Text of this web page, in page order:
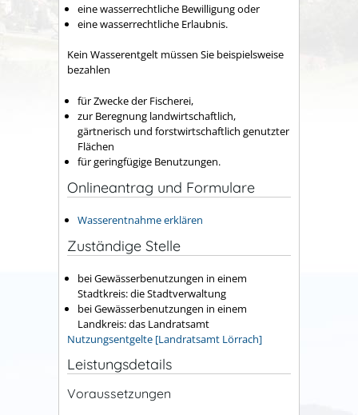
eine wasserrechtliche Bewilligung oder
eine wasserrechtliche Erlaubnis.
Kein Wasserentgelt müssen Sie beispielsweise
bezahlen
für Zwecke der Fischerei,
zur Beregnung landwirtschaftlich,
gärtnerisch und forstwirtschaftlich genutzter
Flächen
für geringfügige Benutzungen.
Onlineantrag und Formulare
Wasserentnahme erklären
Zuständige Stelle
bei Gewässerbenutzungen in einem
Stadtkreis: die Stadtverwaltung
bei Gewässerbenutzungen in einem
Landkreis: das Landratsamt
Nutzungsentgelte [Landratsamt Lörrach]
Leistungsdetails
Voraussetzungen